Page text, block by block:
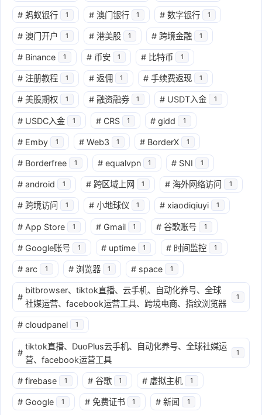
# 蚂蚁银行 1 # 澳门银行 1 # 数字银行 1
# 澳门开户 1 # 港美股 1 # 跨境金融 1
# Binance 1 # 币安 1 # 比特币 1
# 注册教程 1 # 返佣 1 # 手续费返现 1
# 美股期权 1 # 融资融券 1 # USDT入金 1
# USDC入金 1 # CRS 1 # gidd 1
# Emby 1 # Web3 1 # BorderX 1
# Borderfree 1 # equalvpn 1 # SNI 1
# android 1 # 跨区域上网 1 # 海外网络访问 1
# 跨境访问 1 # 小地球仪 1 # xiaodiqiuyi 1
# App Store 1 # Gmail 1 # 谷歌账号 1
# Google账号 1 # uptime 1 # 时间监控 1
# arc 1 # 浏览器 1 # space 1
#
bitbrowser、tiktok直播、云手机、自动化养号、全球
社媒运营、facebook运营工具、跨境电商、指纹浏览器
1
# cloudpanel 1
#
tiktok直播、DuoPlus云手机、自动化养号、全球社媒运
营、facebook运营工具
1
# firebase 1 # 谷歌 1 # 虚拟主机 1
# Google 1 # 免费证书 1 # 新闻 1